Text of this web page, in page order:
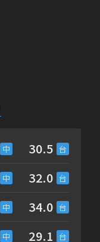
30.5
32.0
34.0
29.1